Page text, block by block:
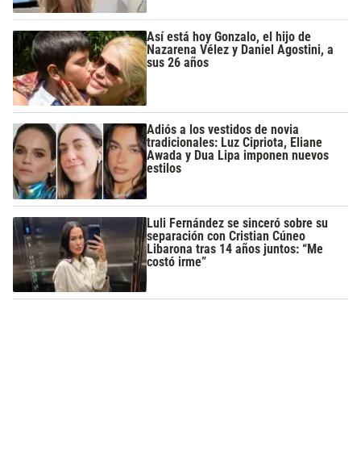
Así está hoy Gonzalo, el hijo de
Nazarena Vélez y Daniel Agostini, a
sus 26 años
Adiós a los vestidos de novia
tradicionales: Luz Cipriota, Eliane
Awada y Dua Lipa imponen nuevos
estilos
Luli Fernández se sinceró sobre su
separación con Cristian Cúneo
Libarona tras 14 años juntos: “Me
costó irme”